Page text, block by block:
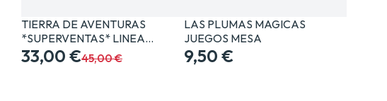
TIERRA DE AVENTURAS
*SUPERVENTAS* LINEA…
33,00 €45,00 €
LAS PLUMAS MAGICAS
JUEGOS MESA
9,50 €